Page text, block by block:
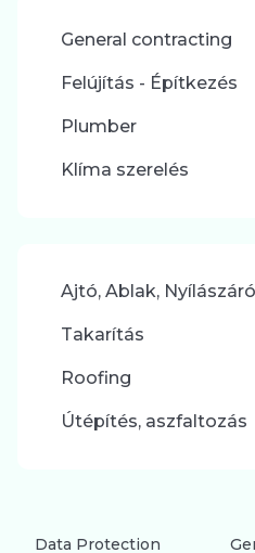
General contracting
Felújítás - Építkezés
Plumber
Klíma szerelés
Ajtó, Ablak,
Takarítás
Roofing
Útépítés, aszfaltozás
Data Protection